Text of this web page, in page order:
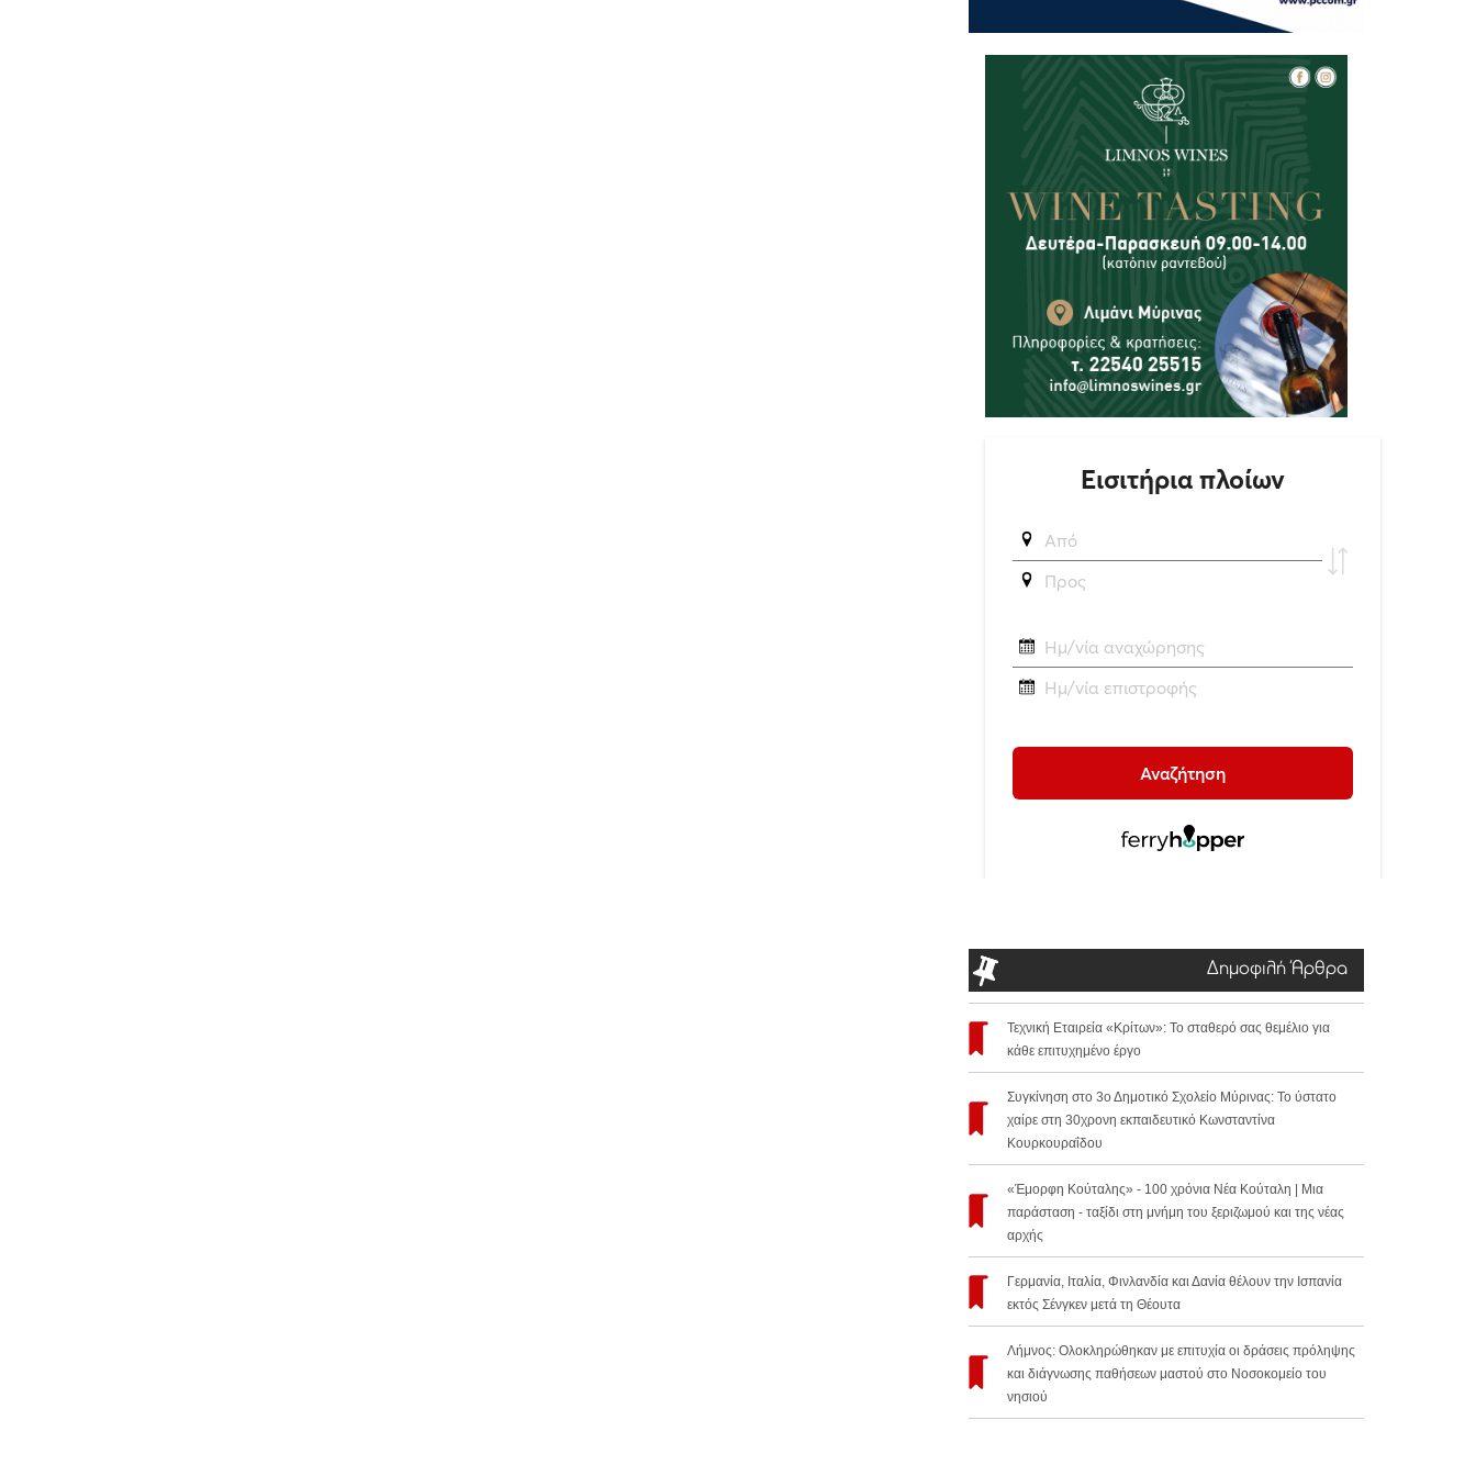
Δημοφιλή Άρθρα
Τεχνική Εταιρεία «Κρίτων»: Το σταθερό σας θεμέλιο για
κάθε επιτυχημένο έργο
Συγκίνηση στο 3ο Δημοτικό Σχολείο Μύρινας: Το ύστατο
χαίρε στη 30χρονη εκπαιδευτικό Κωνσταντίνα
Κουρκουραΐδου
«Έμορφη Κούταλης» - 100 χρόνια Νέα Κούταλη | Μια
παράσταση - ταξίδι στη μνήμη του ξεριζωμού και της νέας
αρχής
Γερμανία, Ιταλία, Φινλανδία και Δανία θέλουν την Ισπανία
εκτός Σένγκεν μετά τη Θέουτα
Λήμνος: Ολοκληρώθηκαν με επιτυχία οι δράσεις πρόληψης
και διάγνωσης παθήσεων μαστού στο Νοσοκομείο του
νησιού